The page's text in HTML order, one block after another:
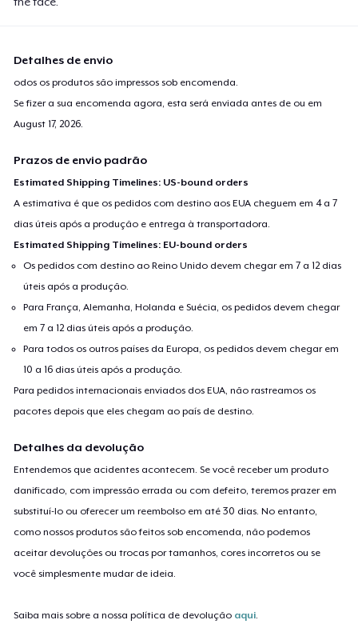
Detalhes de envio
odos os produtos são impressos sob encomenda.
Se fizer a sua encomenda agora, esta será enviada antes de ou em
August 17, 2026
Prazos de envio padrão
Estimated Shipping Timelines: US-bound orders
A estimativa é que os pedidos com destino aos EUA cheguem em 4 a 7
dias úteis após a produção e entrega à transportadora.
Estimated Shipping Timelines: EU-bound orders
Os pedidos com destino ao Reino Unido devem chegar em 7 a 12 dias
úteis após a produção.
Para França, Alemanha, Holanda e Suécia, os pedidos devem chegar
em 7 a 12 dias úteis após a produção.
Para todos os outros países da Europa, os pedidos devem chegar em
10 a 16 dias úteis após a produção.
Para pedidos internacionais enviados dos EUA, não rastreamos os
pacotes depois que eles chegam ao país de destino.
Detalhes da devolução
Entendemos que acidentes acontecem. Se você receber um produto
danificado, com impressão errada ou com defeito, teremos prazer em
substituí-lo ou oferecer um reembolso em até 30 dias. No entanto,
como nossos produtos são feitos sob encomenda, não podemos
aceitar devoluções ou trocas por tamanhos, cores incorretos ou se
você simplesmente mudar de ideia.
Saiba mais sobre a nossa política de devolução aqui